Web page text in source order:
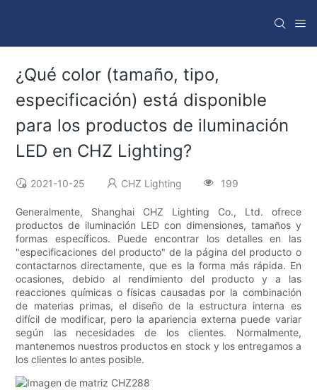
¿Qué color (tamaño, tipo,
especificación) está disponible
para los productos de iluminación
LED en CHZ Lighting?
2021-10-25 CHZ Lighting 199
Generalmente, Shanghai CHZ Lighting Co., Ltd. ofrece
productos de iluminación LED con dimensiones, tamaños y
formas específicos. Puede encontrar los detalles en las
"especificaciones del producto" de la página del producto o
contactarnos directamente, que es la forma más rápida. En
ocasiones, debido al rendimiento del producto y a las
reacciones químicas o físicas causadas por la combinación
de materias primas, el diseño de la estructura interna es
difícil de modificar, pero la apariencia externa puede variar
según las necesidades de los clientes. Normalmente,
mantenemos nuestros productos en stock y los entregamos a
los clientes lo antes posible.